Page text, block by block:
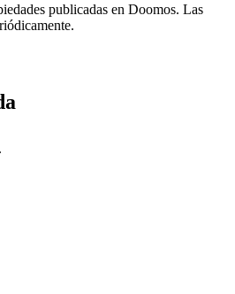
publicadas en Doomos. Las